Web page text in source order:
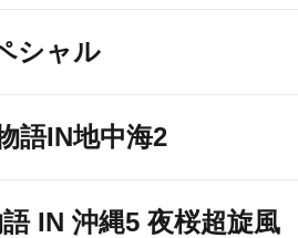
シャル
語IN地中海2
IN 沖縄5 夜桜超旋風